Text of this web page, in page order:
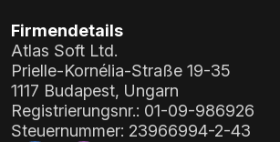
Firmendetails
Atlas Soft Ltd.
Prielle-Kornélia-Straße 19-35
1117 Budapest, Ungarn
Registrierungsnr.: 01-09-986926
Steuernummer: 23966994-2-43